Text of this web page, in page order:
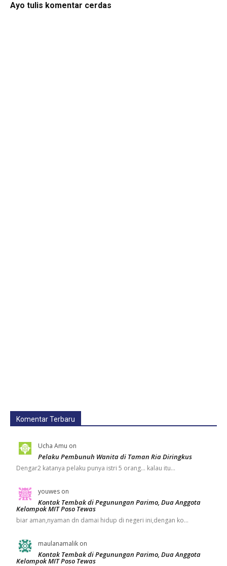
Ayo tulis komentar cerdas
Komentar Terbaru
Ucha Amu on
Pelaku Pembunuh Wanita di Taman Ria Diringkus
Dengar2 katanya pelaku punya istri 5 orang... kalau itu…
youwes on
Kontak Tembak di Pegunungan Parimo, Dua Anggota
Kelompok MIT Poso Tewas
biar aman,nyaman dn damai hidup di negeri ini,dengan ko…
maulanamalik on
Kontak Tembak di Pegunungan Parimo, Dua Anggota
Kelompok MIT Poso Tewas